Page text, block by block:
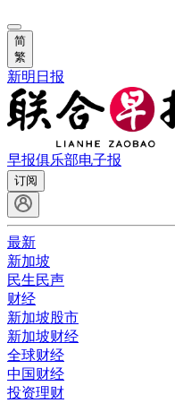
简
繁
新明日报
早报俱乐部电子报
订阅
最新
新加坡
民生民声
财经
新加坡股市
新加坡财经
全球财经
中国财经
投资理财